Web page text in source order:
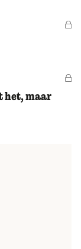
het, maar